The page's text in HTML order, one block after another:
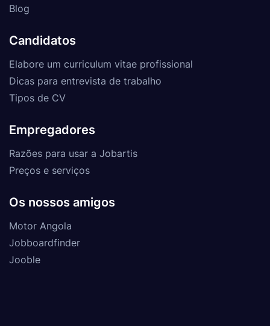
Blog
Candidatos
Elabore um curriculum vitae profissional
Dicas para entrevista de trabalho
Tipos de CV
Empregadores
Razões para usar a Jobartis
Preços e serviços
Os nossos amigos
Motor Angola
Jobboardfinder
Jooble